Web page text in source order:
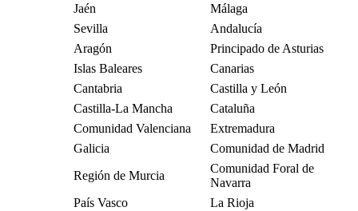
Jaén
Málaga
Sevilla
Andalucía
Aragón
Principado de Asturias
Islas Baleares
Canarias
Cantabria
Castilla y León
Castilla-La Mancha
Cataluña
Comunidad Valenciana
Extremadura
Galicia
Comunidad de Madrid
Región de Murcia
Comunidad Foral de
Navarra
País Vasco
La Rioja